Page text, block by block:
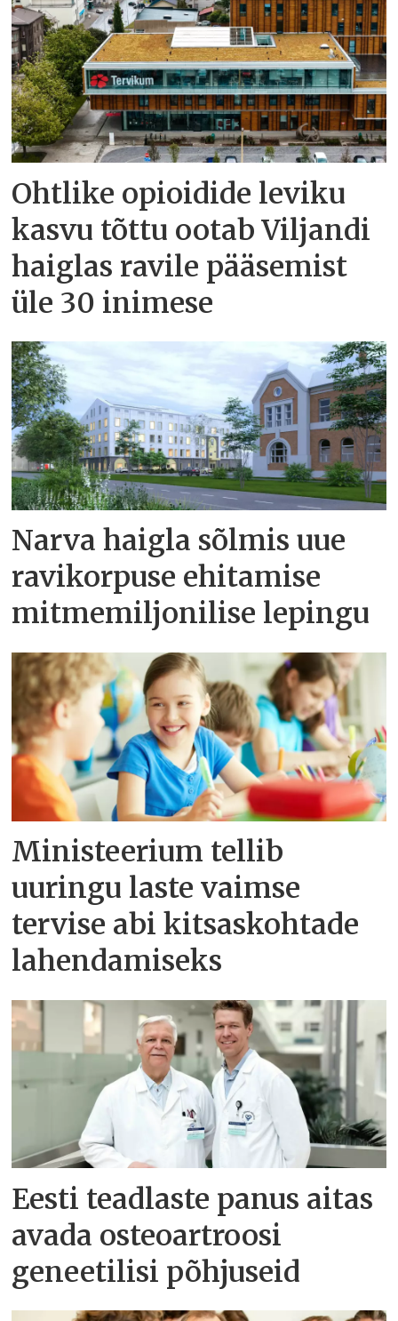
Ohtlike opioidide leviku
kasvu tõttu ootab Viljandi
haiglas ravile pääsemist
üle 30 inimese
Narva haigla sõlmis uue
ravikorpuse ehitamise
mitmemiljonilise lepingu
Ministeerium tellib
uuringu laste vaimse
tervise abi kitsaskohtade
lahendamiseks
Eesti teadlaste panus aitas
avada osteoartroosi
geneetilisi põhjuseid